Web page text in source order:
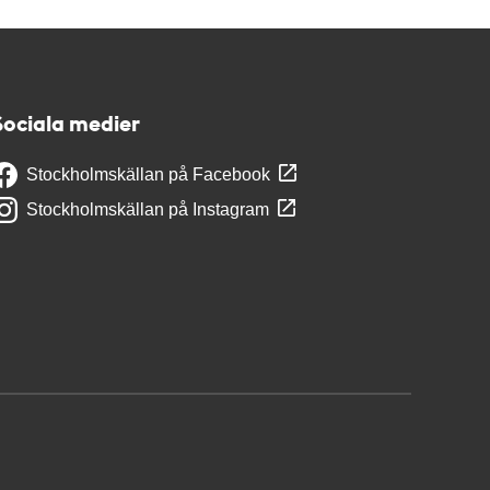
medier
Stockholmskällan på Facebook
Stockholmskällan på Instagram